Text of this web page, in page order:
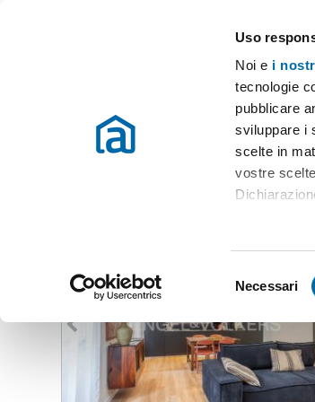
Uso
Noi e i
tecnologie
pubblicare
sviluppare i
scelte in
vostre
dettagli.
Utilizziamo
e
e
z
i
Necessari
Case e appartamenti in affitto in tutta Italia
Affitto Roma Appartamenti Affitto Roma
Appartamenti affitto piana del sole roma